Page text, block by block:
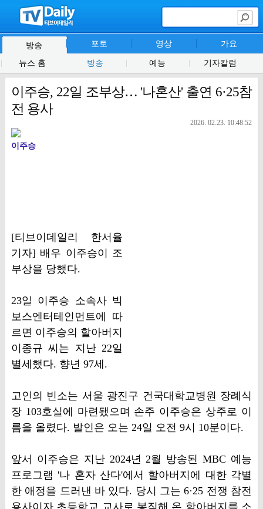
방송 포토 영상 가요
뉴스 홈 방송 예능 기자칼럼
이주승, 22일 조부상… '나혼산' 출연 6·25참
전 용사
2026. 02.23. 10:48:52
이주승
[티브이데일리 한서율
기자] 배우 이주승이 조
부상을 당했다.
23일 이주승 소속사 빅
보스엔터테인먼트에 따
르면 이주승의 할아버지
이종규 씨는 지난 22일
별세했다. 향년 97세.
고인의 빈소는 서울 광진구 건국대학교병원 장례식
장 103호실에 마련됐으며 손주 이주승은 상주로 이
름을 올렸다. 발인은 오는 24일 오전 9시 10분이다.
앞서 이주승은 지난 2024년 2월 방송된 MBC 예능
프로그램 '나 혼자 산다'에서 할아버지에 대한 각별
한 애정을 드러낸 바 있다. 당시 그는 6·25 전쟁 참전
용사이자 초등학교 교사로 봉직해 온 할아버지를 소